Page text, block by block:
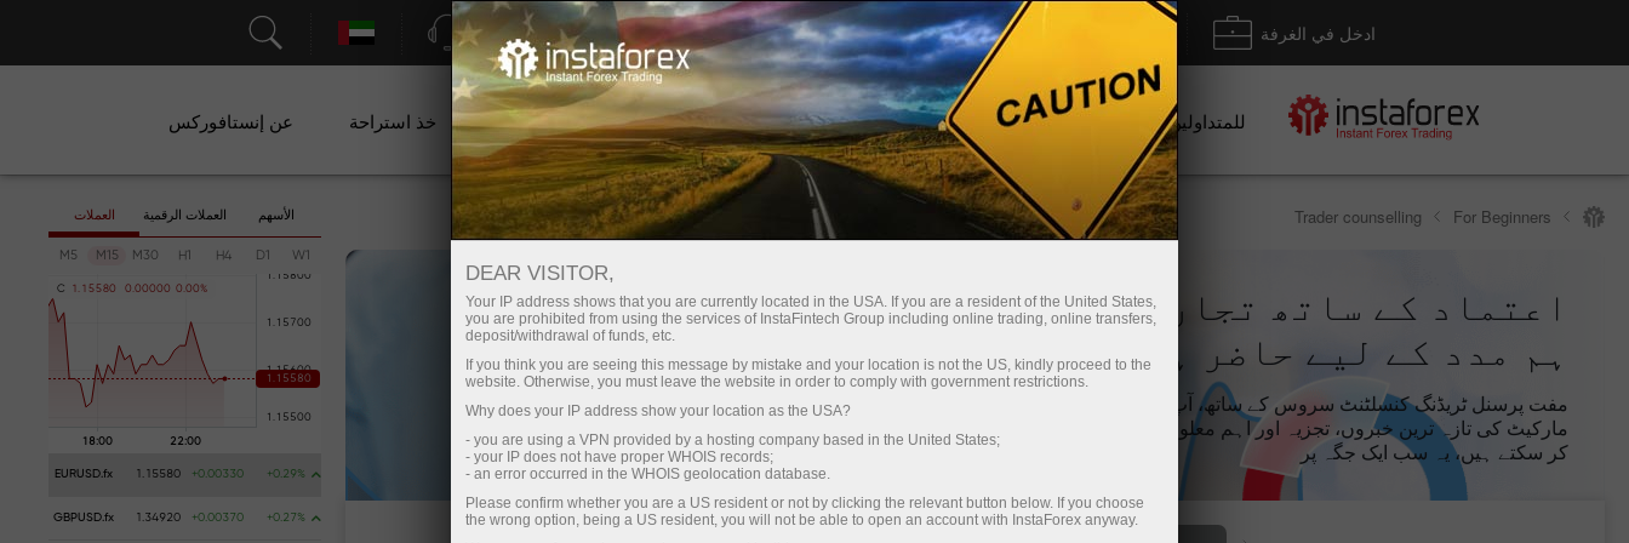
الدعم فتح الحساب الفوري منصة التداول ادخل في الغرفة
للمتداولين للمبتدئين للمستثمرين للشركاء الحملات خذ استراحة عن إنستافوركس
For Beginners
Trader counselling
اعتماد کے ساتھ تجارت کریں -
ہم مدد کے لیے حاضر ہیں
مفت پرسنل ٹریڈنگ کنسلٹنٹ سروس کے ساتھ، آپ جب بھی ضرورت ہو
مارکیٹ کی تازہ ترین خبروں، تجزیہ اور اہم معلومات تک رسائی حاصل
کر سکتے ہیں، یہ سب ایک جگہ پر
العملات العملات الرقمية الأسهم
M5 M15 M30 H1 H4 D1 W1
C 1 . 1 5580 0 .00000 0 .00%
EURUSD.fx 1.15580 +0.00330 +0.29%
GBPUSD.fx 1.34920 +0.00370 +0.27%
DEAR VISITOR,
Your IP address shows that you are currently located in the USA. If you are a resident of the United States,
you are prohibited from using the services of InstaFintech Group including online trading, online transfers,
deposit/withdrawal of funds, etc.
If you think you are seeing this message by mistake and your location is not the US, kindly proceed to the
website. Otherwise, you must leave the website in order to comply with government restrictions.
Why does your IP address show your location as the USA?
- you are using a VPN provided by a hosting company based in the United States;
- your IP does not have proper WHOIS records;
- an error occurred in the WHOIS geolocation database.
Please confirm whether you are a US resident or not by clicking the relevant button below. If you choose
the wrong option, being a US resident, you will not be able to open an account with InstaForex anyway.